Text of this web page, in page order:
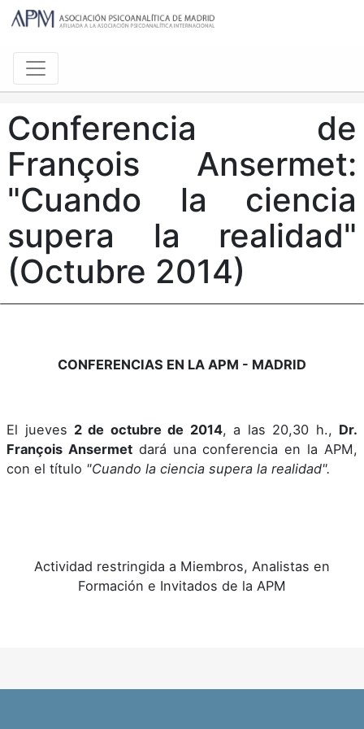
Conferencia de
François Ansermet:
"Cuando la ciencia
supera la realidad"
(Octubre 2014)
CONFERENCIAS EN LA APM - MADRID
El jueves 2 de octubre de 2014, a las 20,30 h., Dr.
François Ansermetdará una conferencia en la APM,
con el título "Cuando la ciencia supera la realidad".
Actividad restringida a Miembros, Analistas en
Formación e Invitados de la APM